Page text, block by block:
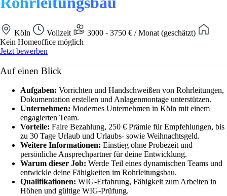
Köln Vollzeit
3000 - 3750 € / Monat (geschätzt)
Kein Homeoffice möglich
Jetzt bewerben
Auf einen Blick
Aufgaben: Vorrichten und Handschweißen von Rohrleitungen,
Dokumentation erstellen und Anlagenmontage unterstützen.
Unternehmen: Modernes Unternehmen in Köln mit einem
engagierten Team.
Vorteile: Faire Bezahlung, 250 € Prämie für Empfehlungen, bis
zu 30 Tage Urlaub und Urlaubs- sowie Weihnachtsgeld.
Weitere Informationen: Einstieg ohne Probezeit und
persönliche Ansprechpartner für deine Entwicklung.
Warum dieser Job: Werde Teil eines dynamischen Teams und
entwickle deine Fähigkeiten im Rohrleitungsbau.
Qualifikationen: WIG-Erfahrung, Fähigkeit zum Arbeiten in
Höhen und gültige WIG-Prüfung.